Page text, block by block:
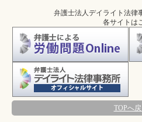
弁護士法人デイライト法律
各サイトは
TOPへ